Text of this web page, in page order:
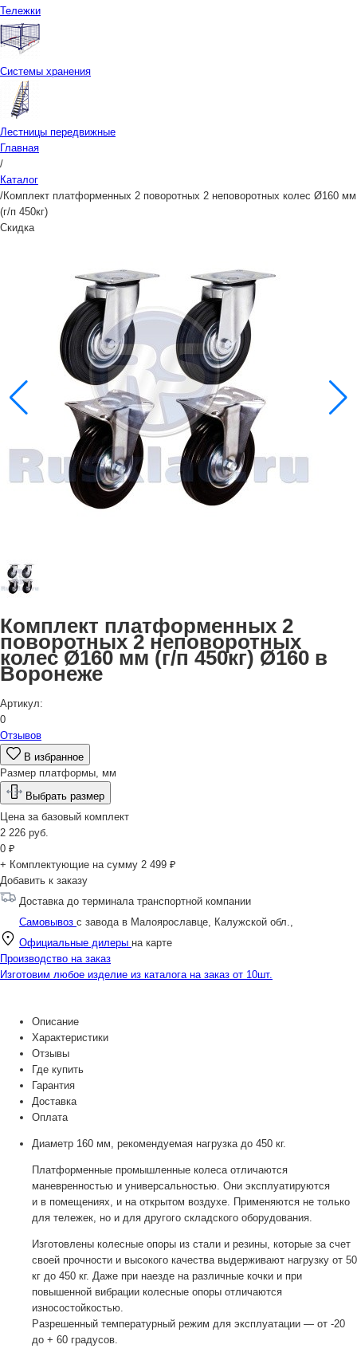
Тележки
Системы хранения
Лестницы передвижные
Главная
/
Каталог
/Комплект платформенных 2 поворотных 2 неповоротных колес Ø160 мм
(г/п 450кг)
Скидка
Комплект платформенных 2
поворотных 2 неповоротных
колес Ø160 мм (г/п 450кг) Ø160 в
Воронеже
Артикул:
0
Отзывов
В избранное
Размер платформы, мм
Выбрать размер
Цена за базовый комплект
2 226 руб.
0 ₽
+ Комплектующие на сумму 2 499 ₽
Добавить к заказу
Доставка до терминала транспортной компании
Самовывоз с завода в Малоярославце, Калужской обл.,
Официальные дилеры на карте
Производство на заказ
Изготовим любое изделие из каталога на заказ от 10шт.
Описание
Характеристики
Отзывы
Где купить
Гарантия
Доставка
Оплата
Диаметр 160 мм, рекомендуемая нагрузка до 450 кг.
Платформенные промышленные колеса отличаются
маневренностью и универсальностью. Они эксплуатируются
и в помещениях, и на открытом воздухе. Применяются не только
для тележек, но и для другого складского оборудования.
Изготовлены колесные опоры из стали и резины, которые за счет
своей прочности и высокого качества выдерживают нагрузку от 50
кг до 450 кг. Даже при наезде на различные кочки и при
повышенной вибрации колесные опоры отличаются
износостойкостью.
Разрешенный температурный режим для эксплуатации — от -20
до + 60 градусов.